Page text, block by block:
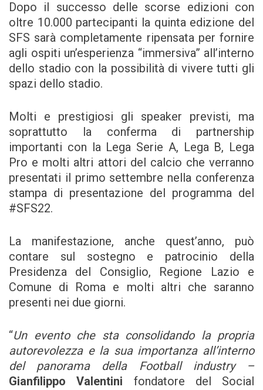
Dopo il successo delle scorse edizioni con
oltre 10.000 partecipanti la quinta edizione del
SFS sarà completamente ripensata per fornire
agli ospiti un’esperienza “immersiva” all’interno
dello stadio con la possibilità di vivere tutti gli
spazi dello stadio.
Molti e prestigiosi gli speaker previsti, ma
soprattutto la conferma di partnership
importanti con la Lega Serie A, Lega B, Lega
Pro e molti altri attori del calcio che verranno
presentati il primo settembre nella conferenza
stampa di presentazione del programma del
#SFS22.
La manifestazione, anche quest’anno, può
contare sul sostegno e patrocinio della
Presidenza del Consiglio, Regione Lazio e
Comune di Roma e molti altri che saranno
presenti nei due giorni.
“Un evento che sta consolidando la propria
autorevolezza e la sua importanza all’interno
del panorama della Football industry –
Gianfilippo Valentini fondatore del Social